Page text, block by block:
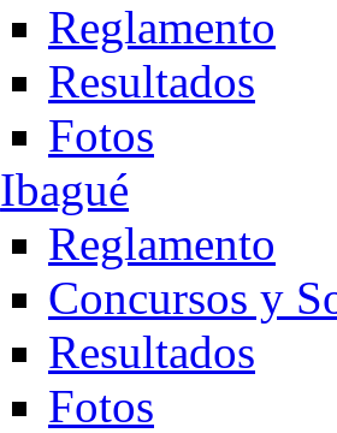
Reglamento
Resultados
Fotos
Ibagué
Reglamento
Concursos y
Resultados
Fotos